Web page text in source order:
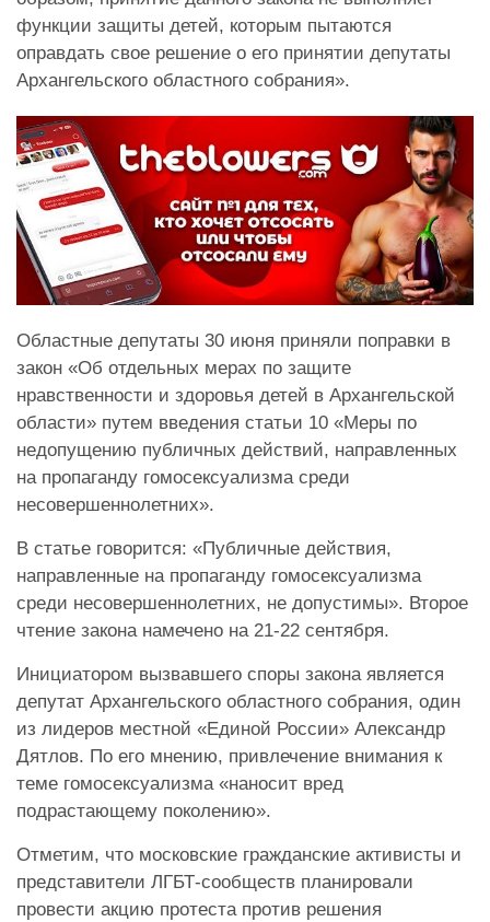
функции защиты детей, которым пытаются
оправдать свое решение о его принятии депутаты
Архангельского областного собрания».
Областные депутаты 30 июня приняли поправки в
закон «Об отдельных мерах по защите
нравственности и здоровья детей в Архангельской
области» путем введения статьи 10 «Меры по
недопущению публичных действий, направленных
на пропаганду гомосексуализма среди
несовершеннолетних».
В статье говорится: «Публичные действия,
направленные на пропаганду гомосексуализма
среди несовершеннолетних, не допустимы». Второе
чтение закона намечено на 21-22 сентября.
Инициатором вызвавшего споры закона является
депутат Архангельского областного собрания, один
из лидеров местной «Единой России» Александр
Дятлов. По его мнению, привлечение внимания к
теме гомосексуализма «наносит вред
подрастающему поколению».
Отметим, что московские гражданские активисты и
представители ЛГБТ-сообществ планировали
провести акцию протеста против решения